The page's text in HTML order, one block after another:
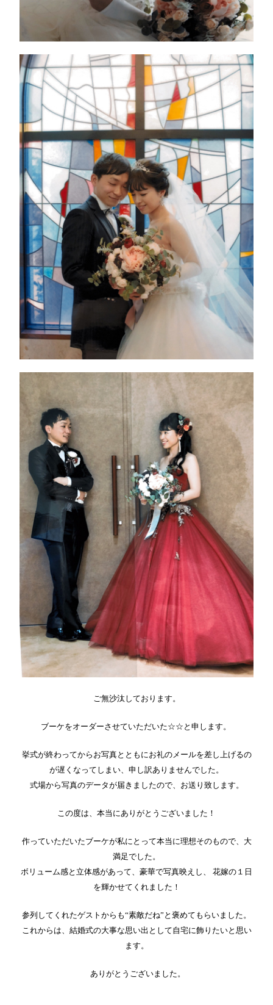
ご無沙汰しております。
ブーケをオーダーさせていただいた☆☆と申します。
挙式が終わってからお写真とともにお礼のメールを差し上げるの
が遅くなってしまい、申し訳ありませんでした。
式場から写真のデータが届きましたので、お送り致します。
この度は、本当にありがとうございました！
作っていただいたブーケが私にとって本当に理想そのもので、大
満足でした。
ボリューム感と立体感があって、豪華で写真映えし、 花嫁の１日
を輝かせてくれました！
参列してくれたゲストからも“素敵だね”と褒めてもらいました。
これからは、結婚式の大事な思い出として自宅に飾りたいと思い
ます。
ありがとうございました。